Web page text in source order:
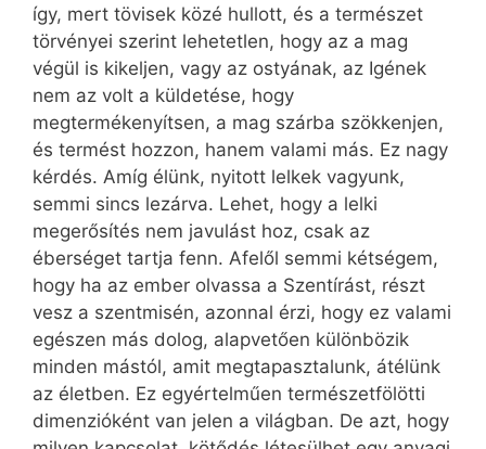
így, mert tövisek közé hullott, és a természet
törvényei szerint lehetetlen, hogy az a mag
végül is kikeljen, vagy az ostyának, az Igének
nem az volt a küldetése, hogy
megtermékenyítsen, a mag szárba szökkenjen,
és termést hozzon, hanem valami más. Ez nagy
kérdés. Amíg élünk, nyitott lelkek vagyunk,
semmi sincs lezárva. Lehet, hogy a lelki
megerősítés nem javulást hoz, csak az
éberséget tartja fenn. Afelől semmi kétségem,
hogy ha az ember olvassa a Szentírást, részt
vesz a szentmisén, azonnal érzi, hogy ez valami
egészen más dolog, alapvetően különbözik
minden mástól, amit megtapasztalunk, átélünk
az életben. Ez egyértelműen természetfölötti
dimenzióként van jelen a világban. De azt, hogy